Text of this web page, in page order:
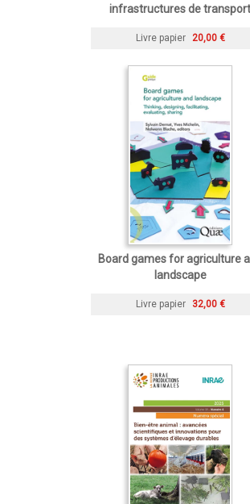
infrastructures de transport
Livre papier 20,00 €
Board games for agriculture
landscape
Livre papier 32,00 €